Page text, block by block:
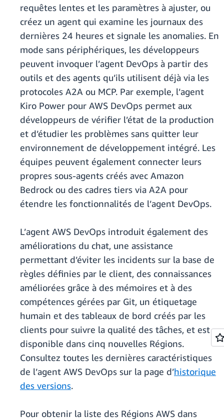
requêtes lentes et les paramètres à ajuster, ou
créez un agent qui examine les journaux des
dernières 24 heures et signale les anomalies. En
mode sans périphériques, les développeurs
peuvent invoquer l’agent DevOps à partir des
outils et des agents qu’ils utilisent déjà via les
protocoles A2A ou MCP. Par exemple, l’agent
Kiro Power pour AWS DevOps permet aux
développeurs de vérifier l’état de la production
et d’étudier les problèmes sans quitter leur
environnement de développement intégré. Les
équipes peuvent également connecter leurs
propres sous-agents créés avec Amazon
Bedrock ou des cadres tiers via A2A pour
étendre les fonctionnalités de l’agent DevOps.
L’agent AWS DevOps introduit également des
améliorations du chat, une assistance
permettant d’éviter les incidents sur la base de
règles définies par le client, des connaissances
améliorées grâce à des mémoires et à des
compétences gérées par Git, un étiquetage
humain et des tableaux de bord créés par les
clients pour suivre la qualité des tâches, et est
disponible dans cinq nouvelles Régions.
Consultez toutes les dernières caractéristiques
de l’agent AWS DevOps sur la page d’historique
des versions.
Pour obtenir la liste des Régions AWS dans